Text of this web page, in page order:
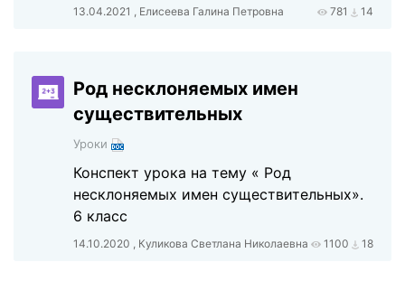
13.04.2021 , Елисеева Галина Петровна 781 14
Род несклоняемых имен
существительных
Уроки
Конспект урока на тему « Род
несклоняемых имен существительных».
6 класс
14.10.2020 , Куликова Светлана Николаевна 1100 18